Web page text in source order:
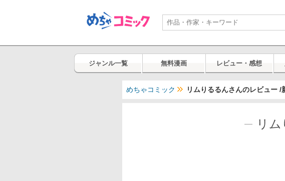
ジャンル一覧 無料漫画 レビュー・感想
めちゃコミック リムりるるんさんのレビュー /
リ